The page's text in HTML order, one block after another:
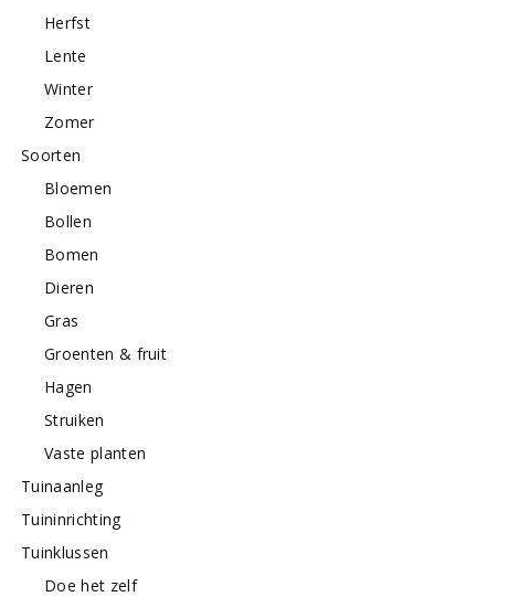
Herfst
Lente
Winter
Zomer
Soorten
Bloemen
Bollen
Bomen
Dieren
Gras
Groenten & fruit
Hagen
Struiken
Vaste planten
Tuinaanleg
Tuininrichting
Tuinklussen
Doe het zelf